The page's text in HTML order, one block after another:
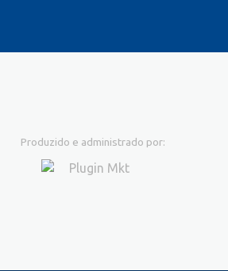
Produzido e administrado por: